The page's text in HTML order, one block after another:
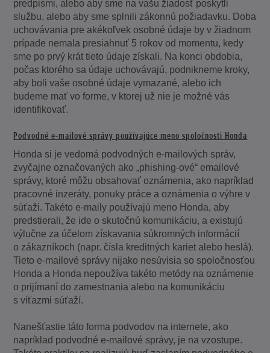
predpismi, alebo aby sme na vašu žiadosť poskytli
službu, alebo aby sme splnili zákonnú požiadavku. Doba
uchovávania pre akékoľvek osobné údaje by v žiadnom
prípade nemala presiahnuť 5 rokov od momentu, kedy
sme po prvý krát tieto údaje získali. Na konci obdobia,
počas ktorého sa údaje uchovávajú, podnikneme kroky,
aby boli vaše osobné údaje vymazané, alebo ich
budeme mať vo forme, v ktorej už nie je možné vás
identifikovať.
Podvodné e-mailové správy používajúce meno spoločnosti Honda
Honda si je vedomá podvodných e-mailových správ,
zvyčajne označovaných ako „phishing-ové“ emailové
správy, ktoré môžu obsahovať oznámenia, ako napríklad
pracovné inzeráty, ponuky práce a oznámenia o výhre v
súťaži. Takéto e-maily používajú meno Honda, aby
predstierali, že ide o skutočnú komunikáciu, a existujú
výlučne za účelom získavania súkromných informácií
o zákazníkoch (napr. čísla kreditných kariet alebo heslá).
Tieto e-mailové správy nijako nesúvisia so spoločnosťou
Honda a Honda nepoužíva takéto metódy na oznámenie
o prijímaní do zamestnania alebo na komunikáciu
s víťazmi súťaží.
Nanešťastie táto forma podvodov na internete, ako
napríklad podvodné e-mailové správy, je na vzostupe.